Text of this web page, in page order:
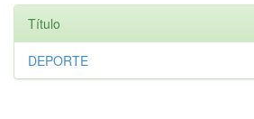
Título
DEPORTE